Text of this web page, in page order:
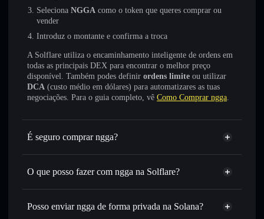
Seleciona NGGA como o token que queres comprar ou
vender
Introduz o montante e confirma a troca
A Solflare utiliza o encaminhamento inteligente de ordens em
todas as principais DEX para encontrar o melhor preço
disponível. Também podes definir ordens limite ou utilizar
DCA (custo médio em dólares) para automatizares as tuas
negociações. Para o guia completo, vê Como Comprar ngga.
É seguro comprar ngga?
ngga não está verificado
O que posso fazer com ngga na Solflare?
ngga
Carteira Solflare
Trocar instantaneamente— trocar NGGA por SOL,
Posso enviar ngga de forma privada na Solana?